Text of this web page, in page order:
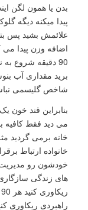
بدن یا همون لگن
پیدا میکنه دیگه
علائمش بشید پس
اضافه وزن پیدا می
90 دقیقه شروع به
برید مقداری آب
شاخص گلیسمی
بنابراین قند خون
خانه برمی گردید
خانواده ارتباط
خودشون رو مدیریت
های زندگی سازگاری
راهبردی ریکاوری